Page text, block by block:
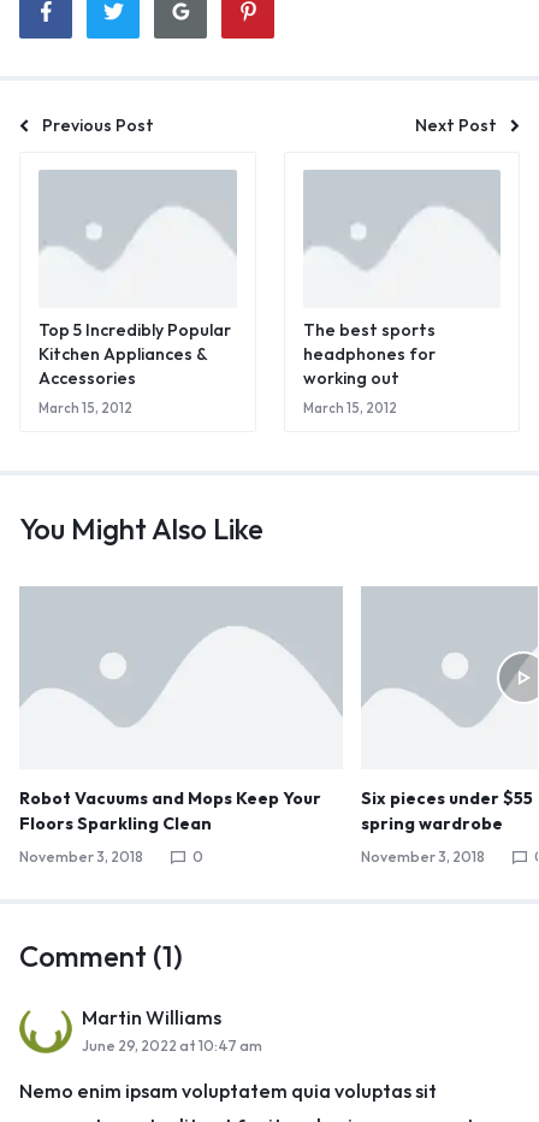
Previous Post Next Post
Top 5 Incredibly Popular
Kitchen Appliances &
Accessories
March 15, 2012
The best sports
headphones for
working out
March 15, 2012
You Might Also Like
Robot Vacuums and Mops Keep Your
Floors Sparkling Clean
November 3, 2018 0
Six pieces under
spring wardrobe
November 3, 2018
Comment (1)
Martin Williams
June 29, 2022 at 10:47 am
Nemo enim ipsam voluptatem quia voluptas sit